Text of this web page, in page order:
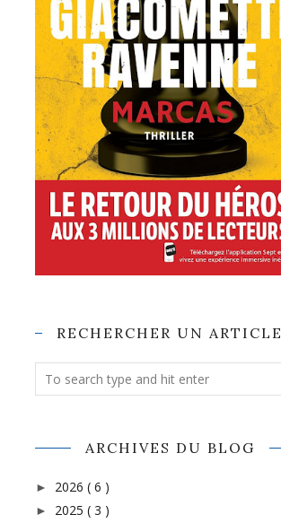
RECHERCHER UN ARTICLE
ARCHIVES DU BLOG
► 2026 ( 6 )
► 2025 ( 3 )